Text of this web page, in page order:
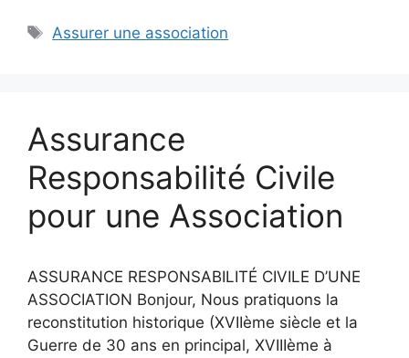
Étiquettes
Assurer une association
Assurance
Responsabilité Civile
pour une Association
ASSURANCE RESPONSABILITÉ CIVILE D’UNE
ASSOCIATION Bonjour, Nous pratiquons la
reconstitution historique (XVIIème siècle et la
Guerre de 30 ans en principal, XVIIIème à